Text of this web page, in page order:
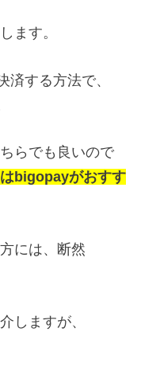
ます。
済する方法で、
らでも良いので
bigopayがおすす
には、断然
しますが、